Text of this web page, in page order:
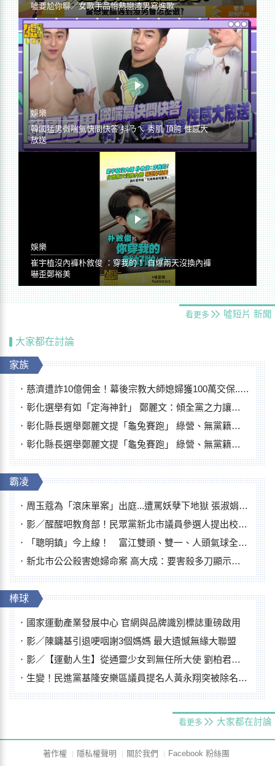
噓要尬你聊／女歌手品怡熱戀渣男寫進歌
娛樂
韓國猛男微喘氣快問快答 抖ㄋㄟ 秀肌 頂胯 性感大
放送
娛樂
崔宇植沒內褲朴敘俊 ：穿我的！ 自爆兩天沒換內褲
嚇歪鄭裕美
看更多 噓短片 新聞
大家都在討論
家族
慈濟遭詐10億佣金！幕後宗教大師媳婦獲100萬交保...快步奔離不發一語
彰化選舉有如「定海神針」 鄭麗文：傾全黨之力讓彰化贏
彰化縣長選舉鄭麗文提「龜兔賽跑」 綠營、無黨籍忙否認是烏龜
彰化縣長選舉鄭麗文提「龜兔賽跑」 綠營、無黨籍忙否認是烏龜
霸凌
周玉蔻為「滾床單案」出庭...遭罵妖孽下地獄 張淑娟批：舌頭殺人有罪
影／醒醒吧教育部！民眾黨新北市議員參選人提出校園反毒防線升級政見
「聰明鎮」今上線！ 富江雙頭、雙一、人頭氣球全登場
新北市公公殺害媳婦命案 高大成：要害殺多刀顯示怨恨深
棒球
國家運動產業發展中心 官網與品牌識別標誌重磅啟用
影／陳鏞基引退哽咽謝3個媽媽 最大遺憾無緣大聯盟
影／【運動人生】從通靈少女到無任所大使 劉柏君女裁判人生國際發光
生變！民進黨基隆安樂區議員提名人黃永翔突被除名 將另提他人
看更多 大家都在討論
著作權 隱私權聲明 關於我們 Facebook 粉絲團